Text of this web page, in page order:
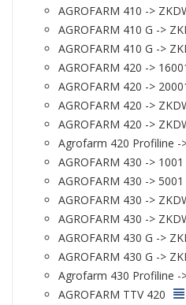
AGROFARM 410 ->
AGROFARM 410 G ->
AGROFARM 410 G ->
AGROFARM 420 ->
AGROFARM 420 ->
AGROFARM 420 ->
AGROFARM 420 ->
Agrofarm 420 Profiline -
AGROFARM 430 -> 1001
AGROFARM 430 -> 5001
AGROFARM 430 ->
AGROFARM 430 ->
AGROFARM 430 G ->
AGROFARM 430 G ->
Agrofarm 430 Profiline -
AGROFARM TTV 420